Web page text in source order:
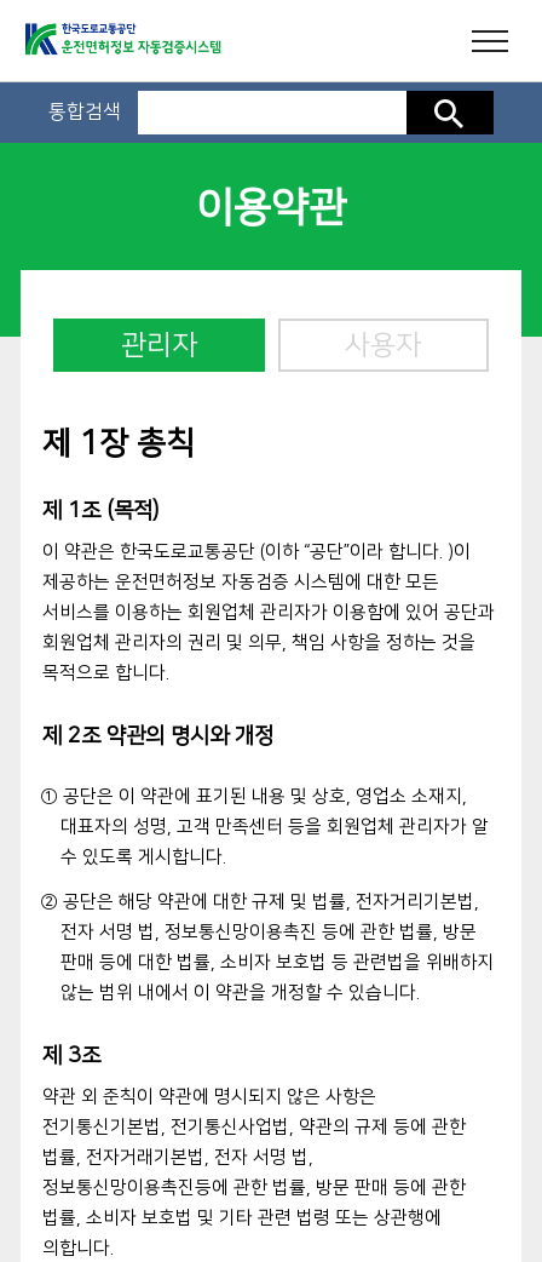
통합검색 검색
이용약관
관리자 사용자
제 1장 총칙
제 1조 (목적)
이 약관은 한국도로교통공단 (이하 “공단”이라 합니다. )이
제공하는 운전면허정보 자동검증 시스템에 대한 모든
서비스를 이용하는 회원업체 관리자가 이용함에 있어 공단과
회원업체 관리자의 권리 및 의무, 책임 사항을 정하는 것을
목적으로 합니다.
제 2조 약관의 명시와 개정
① 공단은 이 약관에 표기된 내용 및 상호, 영업소 소재지,
대표자의 성명, 고객 만족센터 등을 회원업체 관리자가 알
수 있도록 게시합니다.
② 공단은 해당 약관에 대한 규제 및 법률, 전자거리기본법,
전자 서명 법, 정보통신망이용촉진 등에 관한 법률, 방문
판매 등에 대한 법률, 소비자 보호법 등 관련법을 위배하지
않는 범위 내에서 이 약관을 개정할 수 있습니다.
제 3조
약관 외 준칙이 약관에 명시되지 않은 사항은
전기통신기본법, 전기통신사업법, 약관의 규제 등에 관한
법률, 전자거래기본법, 전자 서명 법,
정보통신망이용촉진등에 관한 법률, 방문 판매 등에 관한
법률, 소비자 보호법 및 기타 관련 법령 또는 상관행에
의합니다.